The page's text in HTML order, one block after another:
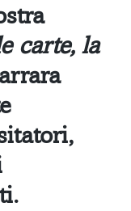
carte, la